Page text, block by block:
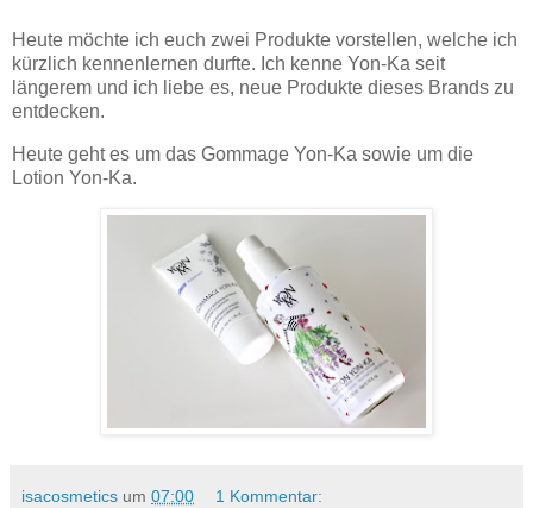
Heute möchte ich euch zwei Produkte vorstellen, welche ich
kürzlich kennenlernen durfte. Ich kenne Yon-Ka seit
längerem und ich liebe es, neue Produkte dieses Brands zu
entdecken.
Heute geht es um das Gommage Yon-Ka sowie um die
Lotion Yon-Ka.
isacosmetics um 07:00 1 Kommentar: